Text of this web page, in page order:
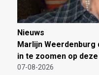
Nieuws
Marlijn
in te zoomen op
07-08-2026